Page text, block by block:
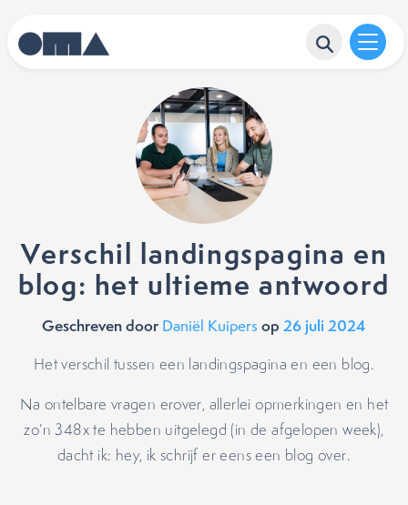
Verschil landingspagina en
blog: het ultieme antwoord
Geschreven door Daniël Kuipers op 26 juli 2024
Het verschil tussen een landingspagina en een blog.
Na ontelbare vragen erover, allerlei opmerkingen en het
zo’n 348x te hebben uitgelegd (in de afgelopen week),
dacht ik: hey, ik schrijf er eens een blog over.